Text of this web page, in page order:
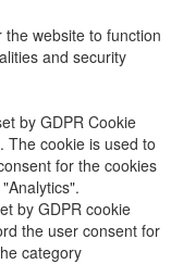
website to function
and security
by GDPR Cookie
The cookie is used to
for the cookies
by GDPR cookie
the user consent for
category